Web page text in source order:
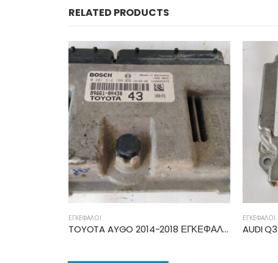
RELATED PRODUCTS
TOYOTA AYGO 2014-2018 ΕΓΚΕΦΑΛΟΣ ECU 89661-0H430
ΕΓΚΈΦΑΛΟΙ
AUDI Q3 2011-2018 ΕΓΚΕΦΑΛΟΣ ECU AIRBAG 8U0959655